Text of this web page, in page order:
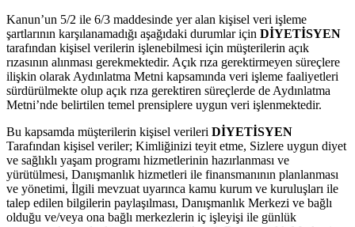
Kanun’un 5/2 ile 6/3 maddesinde yer alan kişisel veri işleme
şartlarının karşılanamadığı aşağıdaki durumlar için DİYETİSYEN
tarafından kişisel verilerin işlenebilmesi için müşterilerin açık
rızasının alınması gerekmektedir. Açık rıza gerektirmeyen süreçlere
ilişkin olarak Aydınlatma Metni kapsamında veri işleme faaliyetleri
sürdürülmekte olup açık rıza gerektiren süreçlerde de Aydınlatma
Metni’nde belirtilen temel prensiplere uygun veri işlenmektedir.
Bu kapsamda müşterilerin kişisel verileri DİYETİSYEN
Tarafından kişisel veriler; Kimliğinizi teyit etme, Sizlere uygun diyet
ve sağlıklı yaşam programı hizmetlerinin hazırlanması ve
yürütülmesi, Danışmanlık hizmetleri ile finansmanının planlanması
ve yönetimi, İlgili mevzuat uyarınca kamu kurum ve kuruluşları ile
talep edilen bilgilerin paylaşılması, Danışmanlık Merkezi ve bağlı
olduğu ve/veya ona bağlı merkezlerin iç işleyişi ile günlük